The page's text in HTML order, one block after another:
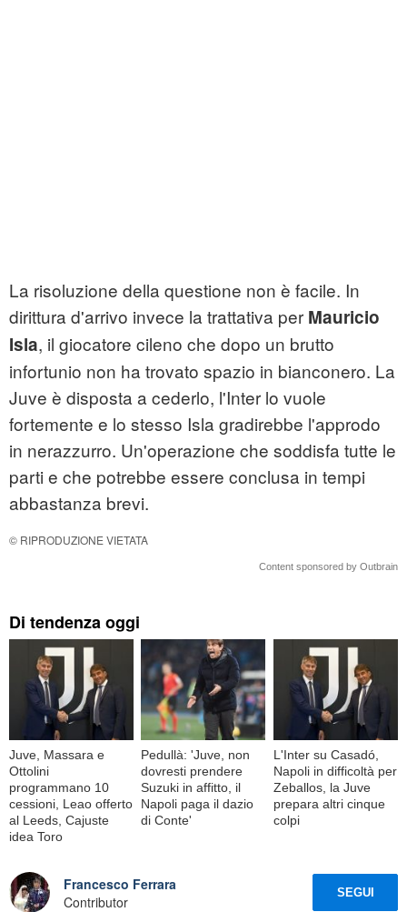
La risoluzione della questione non è facile. In
dirittura d'arrivo invece la trattativa per Mauricio
Isla, il giocatore cileno che dopo un brutto
infortunio non ha trovato spazio in bianconero. La
Juve è disposta a cederlo, l'Inter lo vuole
fortemente e lo stesso Isla gradirebbe l'approdo
in nerazzurro. Un'operazione che soddisfa tutte le
parti e che potrebbe essere conclusa in tempi
abbastanza brevi.
© RIPRODUZIONE VIETATA
Content sponsored by Outbrain
Di tendenza oggi
Juve, Massara e
Ottolini
programmano 10
cessioni, Leao offerto
al Leeds, Cajuste
idea Toro
Pedullà: 'Juve, non
dovresti prendere
Suzuki in affitto, il
Napoli paga il dazio
di Conte'
L'Inter su Casadó,
Napoli in difficoltà per
Zeballos, la Juve
prepara altri cinque
colpi
Francesco Ferrara
Contributor
SEGUI